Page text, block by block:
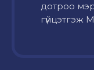
дотроо
гүйцэтгэж